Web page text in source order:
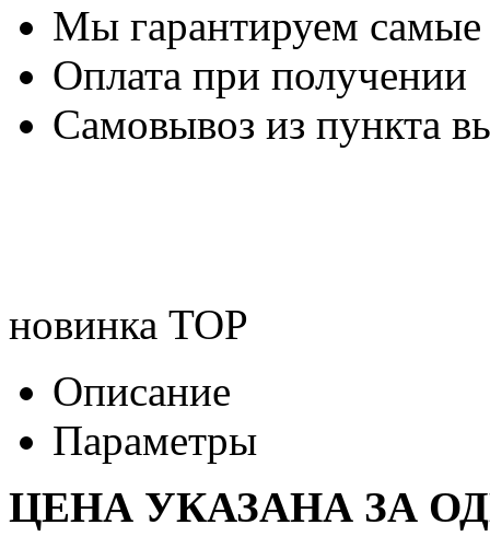
Мы гарантируем
Оплата при получении
Самовывоз из пункта
новинка TOP
Описание
Параметры
ЦЕНА УКАЗАНА ЗА